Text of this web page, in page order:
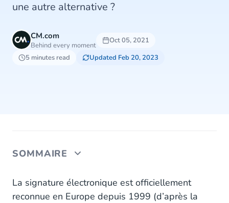
une autre alternative ?
CM.com
Behind every moment
Oct 05, 2021
5 minutes read
Updated Feb 20, 2023
SOMMAIRE
Voici le top 4 des problèmes résolus par les
entreprises grâce à la signature électronique.
La signature électronique est officiellement
reconnue en Europe depuis 1999 (d’après la